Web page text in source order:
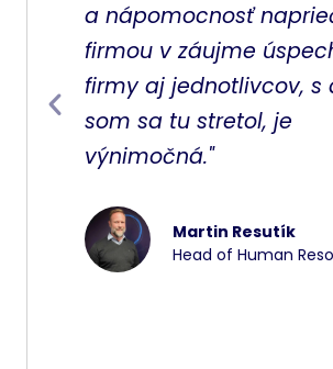
a nápomocnosť
firmou v záujme
firmy aj jednotlivcov, s
som sa tu stretol, je
výnimočná."
Martin Resutík
Head of Human